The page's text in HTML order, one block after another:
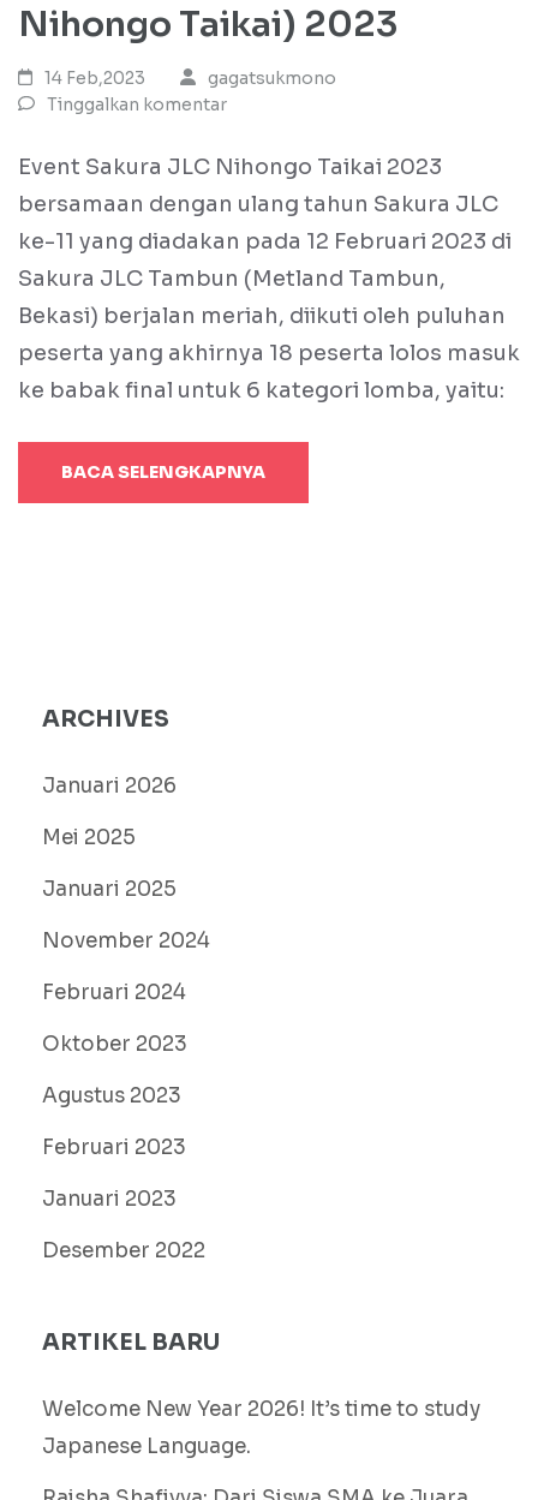
Nihongo Taikai) 2023
14 Feb,2023
gagatsukmono
Tinggalkan komentar
Event Sakura JLC Nihongo Taikai 2023
bersamaan dengan ulang tahun Sakura JLC
ke-11 yang diadakan pada 12 Februari 2023 di
Sakura JLC Tambun (Metland Tambun,
Bekasi) berjalan meriah, diikuti oleh puluhan
peserta yang akhirnya 18 peserta lolos masuk
ke babak final untuk 6 kategori lomba, yaitu:
BACA SELENGKAPNYA
ARCHIVES
Januari 2026
Mei 2025
Januari 2025
November 2024
Februari 2024
Oktober 2023
Agustus 2023
Februari 2023
Januari 2023
Desember 2022
ARTIKEL BARU
Welcome New Year 2026! It’s time to study
Japanese Language.